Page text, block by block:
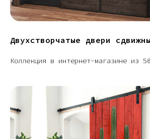
Двухстворчатые двери
Коллекция в интернет-магазине из